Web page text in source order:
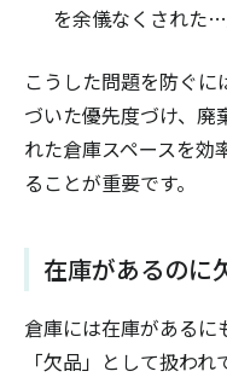
を余儀なくされた…
こうした問題を防ぐ
づいた優先度づけ、廃
れた倉庫スペースを効
ることが重要です。
在庫があるのに
倉庫には在庫があるに
「欠品」として扱わ